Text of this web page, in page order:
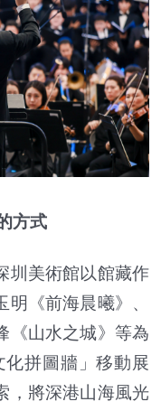
方式
圳美術館以館藏作
《前海晨曦》、
《山水之城》等為
化拼圖牆」移動展
，將深港山海風光